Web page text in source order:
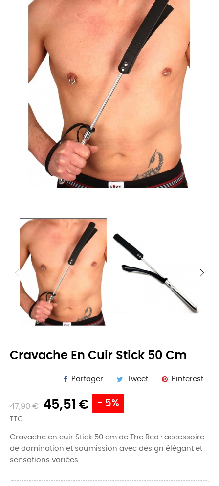
Cravache En Cuir Stick 50 Cm
Partager Tweet Pinterest
47,90 € 45,51 € - 5%
TTC
Cravache en cuir Stick 50 cm de The Red : accessoire
de domination et soumission avec design élégant et
sensations variées.